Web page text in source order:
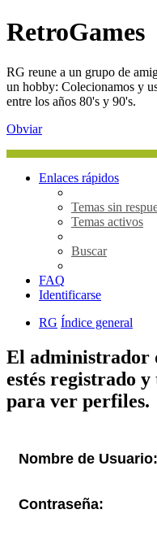
RetroGames
RG reune a un grupo de
un hobby: Colecionamos y
entre los años 80's y 90's.
Obviar
Enlaces rápidos
Temas sin
Temas activos
Buscar
FAQ
Identificarse
RG Índice general
El administrador
estés registrado
para ver perfiles.
Nombre de Usuario:
Contraseña: